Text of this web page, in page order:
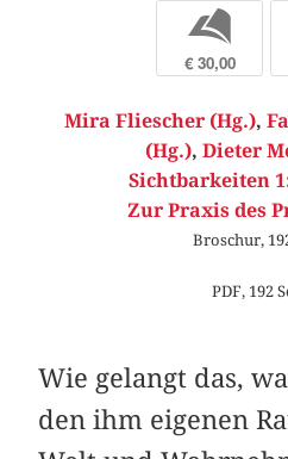
b
€ 30,00
Mira Fliescher (Hg.),
(Hg.), Dieter
Sichtbarkeiten
Zur Praxis des
Broschur,
PDF, 192
Wie gelangt das,
den ihm eigenen